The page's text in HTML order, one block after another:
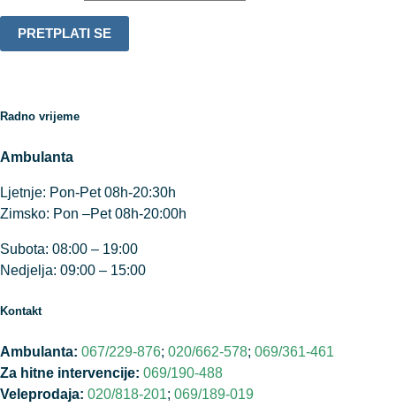
Radno vrijeme
Ambulanta
Ljetnje: Pon-Pet 08h-20:30h
Zimsko: Pon –Pet 08h-20:00h
Subota: 08:00 – 19:00
Nedjelja: 09:00 – 15:00
Kontakt
Ambulanta: 067/229-876; 020/662-578; 069/361-461
Za hitne intervencije: 069/190-488
Veleprodaja: 020/818-201; 069/189-019